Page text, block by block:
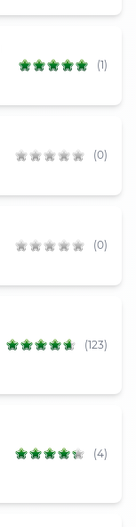
(1)
(0)
(0)
(123)
(4)